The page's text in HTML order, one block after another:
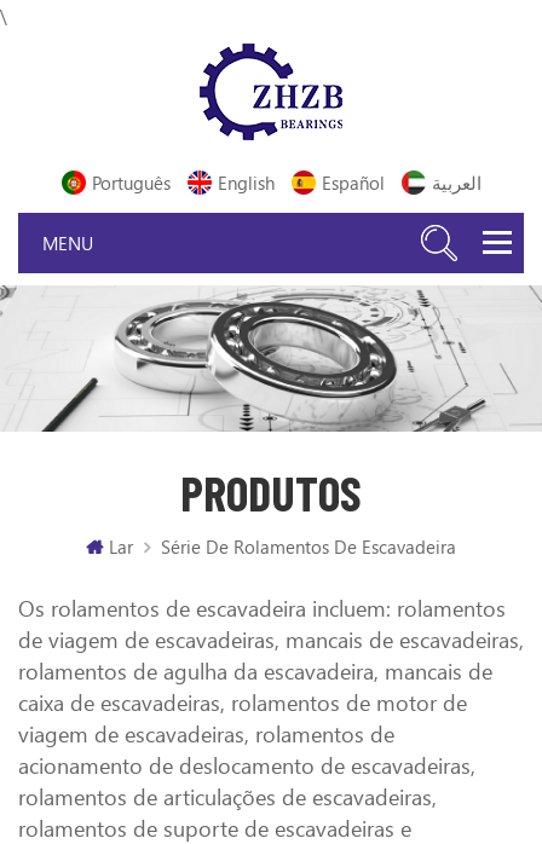
\
Português English Español العربية
PRODUTOS
Lar Série De Rolamentos De Escavadeira
Os rolamentos de escavadeira incluem: rolamentos
de viagem de escavadeiras, mancais de escavadeiras,
rolamentos de agulha da escavadeira, mancais de
caixa de escavadeiras, rolamentos de motor de
viagem de escavadeiras, rolamentos de
acionamento de deslocamento de escavadeiras,
rolamentos de articulações de escavadeiras,
rolamentos de suporte de escavadeiras e